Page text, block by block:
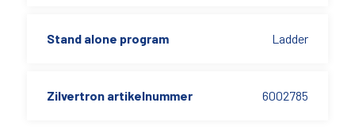
Stand alone program Ladder
Zilvertron artikelnummer 6002785